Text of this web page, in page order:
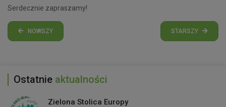
Serdecznie zapraszamy!
NOWSZY STARSZY
Ostatnie aktualności
Zielona Stolica Europy